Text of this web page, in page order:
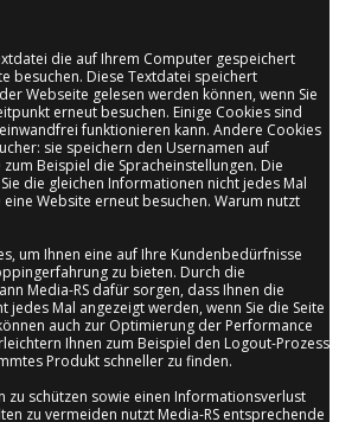
die auf Ihrem Computer gespeichert
besuchen. Diese Textdatei speichert
Webseite gelesen werden können, wenn Sie
erneut besuchen. Einige Cookies sind
funktionieren kann. Andere Cookies
sie speichern den Usernamen auf
Beispiel die Spracheinstellungen. Die
die gleichen Informationen nicht jedes Mal
eine Website erneut besuchen. Warum nutzt
um Ihnen eine auf Ihre Kundenbedürfnisse
zu bieten. Durch die
Media-RS dafür sorgen, dass Ihnen die
jedes Mal angezeigt werden, wenn Sie die Seite
auch zur Optimierung der Performance
Ihnen zum Beispiel den Logout-Prozess
Produkt schneller zu finden.
zu schützen sowie einen Informationsverlust
zu vermeiden nutzt Media-RS entsprechende